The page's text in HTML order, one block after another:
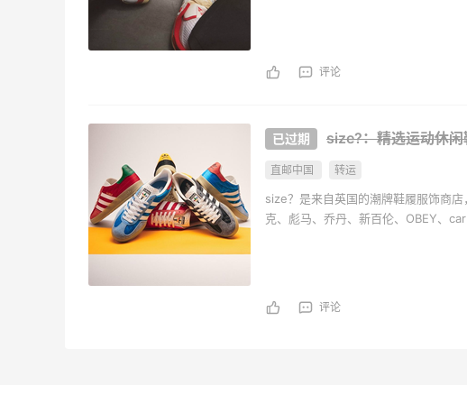
评论
size?：精选运动休
直邮中国 转运
size？是来自英国的潮牌鞋履服饰商
克、彪马、乔丹、新百伦、OBEY、
评论